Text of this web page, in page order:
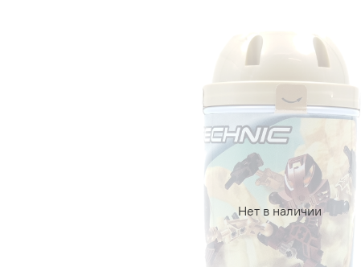
Нет в наличии